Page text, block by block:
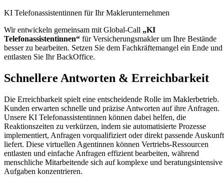
KI Telefonassistentinnen für Ihr Maklerunternehmen
Wir entwickeln gemeinsam mit Global-Call „KI
Telefonassistentinnen“ für Versicherungsmakler um Ihre Bestände
besser zu bearbeiten. Setzen Sie dem Fachkräftemangel ein Ende und
entlasten Sie Ihr BackOffice.
Schnellere Antworten & Erreichbarkeit
Die Erreichbarkeit spielt eine entscheidende Rolle im Maklerbetrieb.
Kunden erwarten schnelle und präzise Antworten auf ihre Anfragen.
Unsere KI Telefonassistentinnen können dabei helfen, die
Reaktionszeiten zu verkürzen, indem sie automatisierte Prozesse
implementiert, Anfragen vorqualifiziert oder direkt passende Auskunft
liefert. Diese virtuellen Agentinnen können Vertriebs-Ressourcen
entlasten und einfache Anfragen effizient bearbeiten, während
menschliche Mitarbeitende sich auf komplexe und beratungsintensive
Aufgaben konzentrieren.